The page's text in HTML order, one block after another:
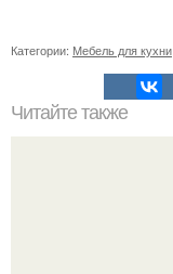
Категории: Мебель для кухни
Читайте также